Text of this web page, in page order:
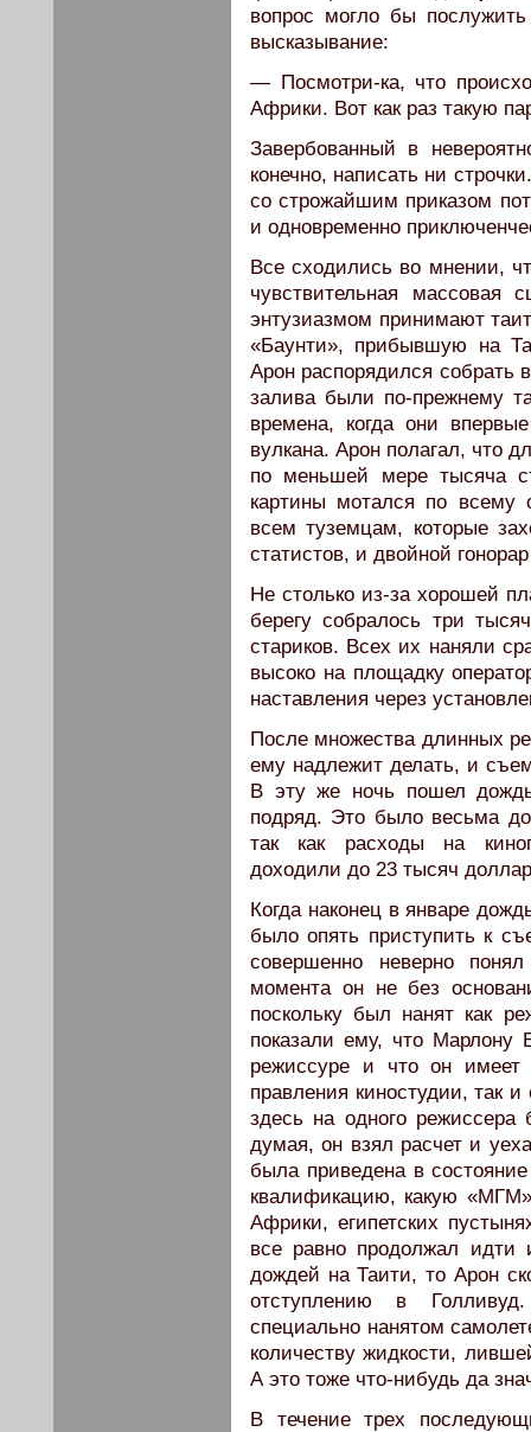
вопрос могло бы
высказывание:
— Посмотри-ка, что
Африки. Вот как раз такую
Завербованный в
конечно, написать ни
со строжайшим приказом
и одновременно
Все сходились во мнении,
чувствительная массовая
энтузиазмом принимают
«Баунти», прибывшую на
Арон распорядился собрать
залива были по-прежнему
времена, когда они
вулкана. Арон полагал, что
по меньшей мере тысяча
картины мотался по
всем туземцам, которые
статистов, и двойной
Не столько из-за хорошей
берегу собралось три
стариков. Всех их наняли
высоко на площадку
наставления через
После множества длинных
ему надлежит делать, и
В эту же ночь пошел
подряд. Это было весьма
так как расходы на
доходили до 23 тысяч
Когда наконец в январе
было опять приступить к
совершенно неверно
момента он не без
поскольку был нанят как
показали ему, что Марлону
режиссуре и что он имеет
правления киностудии, так
здесь на одного
думая, он взял расчет и
была приведена в
квалификацию, какую
Африки, египетских
все равно продолжал
дождей на Таити, то Арон
отступлению в
специально нанятом
количеству жидкости,
А это тоже что-нибудь да
В течение трех